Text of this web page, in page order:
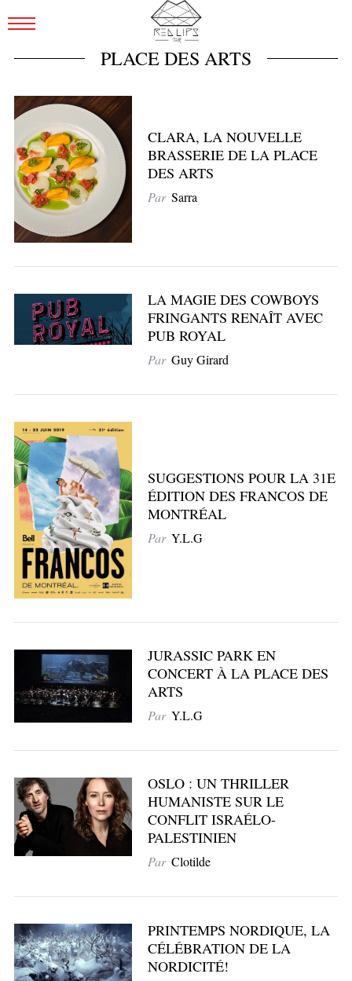
PLACE DES ARTS
CLARA, LA NOUVELLE
BRASSERIE DE LA PLACE
DES ARTS
Par Sarra
LA MAGIE DES COWBOYS
FRINGANTS RENAÎT AVEC
PUB ROYAL
Par Guy Girard
SUGGESTIONS POUR LA 31E
ÉDITION DES FRANCOS DE
MONTRÉAL
Par Y.L.G
JURASSIC PARK EN
CONCERT À LA PLACE DES
ARTS
Par Y.L.G
OSLO : UN THRILLER
HUMANISTE SUR LE
CONFLIT ISRAÉLO-
PALESTINIEN
Par Clotilde
PRINTEMPS NORDIQUE, LA
CÉLÉBRATION DE LA
NORDICITÉ!